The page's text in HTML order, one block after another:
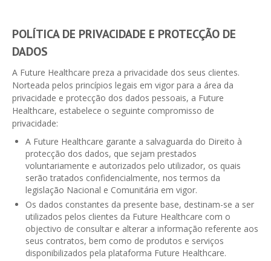
POLÍTICA DE PRIVACIDADE E PROTECÇÃO DE
DADOS
A Future Healthcare preza a privacidade dos seus clientes.
Norteada pelos princípios legais em vigor para a área da
privacidade e protecção dos dados pessoais, a Future
Healthcare, estabelece o seguinte compromisso de
privacidade:
A Future Healthcare garante a salvaguarda do Direito à
protecção dos dados, que sejam prestados
voluntariamente e autorizados pelo utilizador, os quais
serão tratados confidencialmente, nos termos da
legislação Nacional e Comunitária em vigor.
Os dados constantes da presente base, destinam-se a ser
utilizados pelos clientes da Future Healthcare com o
objectivo de consultar e alterar a informação referente aos
seus contratos, bem como de produtos e serviços
disponibilizados pela plataforma Future Healthcare.